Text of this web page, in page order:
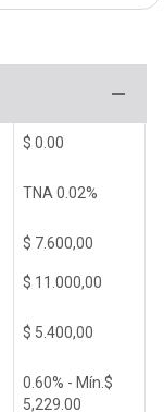
$ 0.00
TNA 0.02%
$ 7.600,00
$ 11.000,00
$ 5.400,00
0.60% - Mín.$
5,229.00